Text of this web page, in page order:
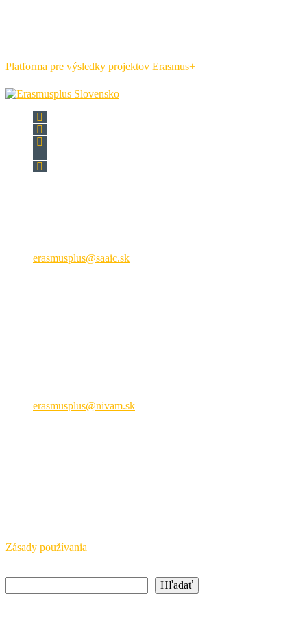
Platforma pre výsledky projektov Erasmus+
erasmusplus@saaic.sk
erasmusplus@nivam.sk
Zásady používania
Hľadať